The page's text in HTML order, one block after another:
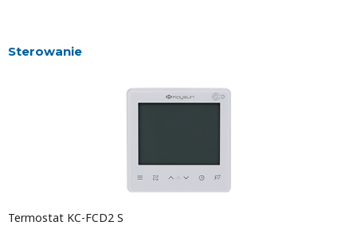
Sterowanie
Termostat KC-FCD2 S